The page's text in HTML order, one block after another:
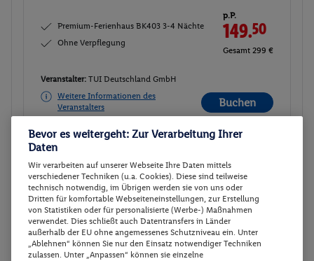
Premium-Ferienhaus BK403 3-4 Nächte
Ohne Verpflegung
p.P.
149.50
Gesamt 299 €
Veranstalter: TUI Deutschland GmbH
Weitere Informationen des
Veranstalters
Buchen
Apt. New Comfort 4 Pers. - Kurzreise
Zimmerdetails
Bevor es weitergeht: Zur Verarbeitung Ihrer
Daten
Wir verarbeiten auf unserer Webseite Ihre Daten mittels
verschiedener Techniken (u.a. Cookies). Diese sind teilweise
technisch notwendig, im Übrigen werden sie von uns oder
Dritten für komfortable Webseiteneinstellungen, zur Erstellung
von Statistiken oder für personalisierte (Werbe-) Maßnahmen
verwendet. Dies schließt auch Datentransfers in Länder
außerhalb der EU ohne angemessenes Schutzniveau ein. Unter
„Ablehnen“ können Sie nur den Einsatz notwendiger Techniken
zulassen. Unter „Anpassen“ können sie einzelne